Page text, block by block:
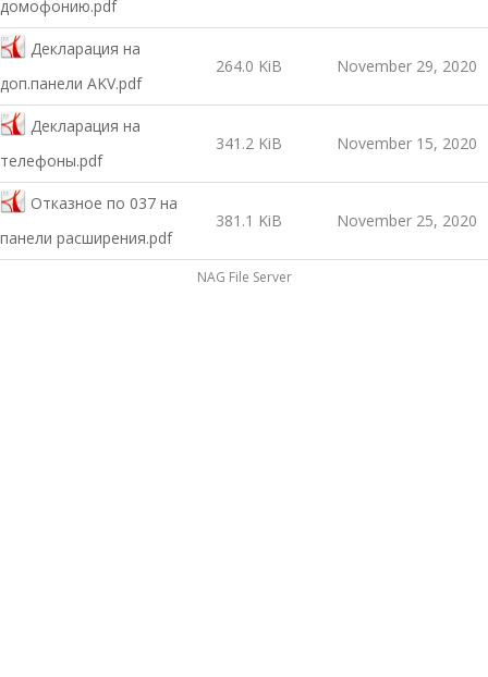
домофонию.pdf
Декларация на
доп.панели AKV.pdf
264.0 KiB November 29, 2020
Декларация на
телефоны.pdf
341.2 KiB November 15, 2020
Отказное по 037 на
панели расширения.pdf
381.1 KiB November 25, 2020
NAG File Server